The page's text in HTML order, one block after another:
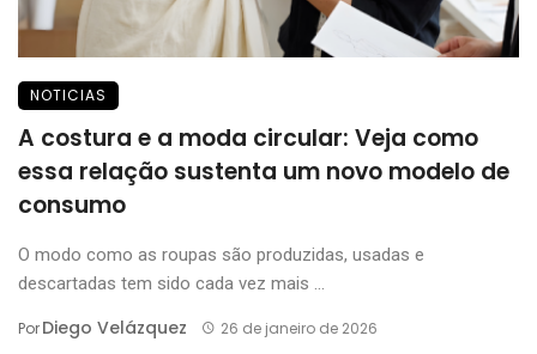
NOTICIAS
A costura e a moda circular: Veja como
essa relação sustenta um novo modelo de
consumo
O modo como as roupas são produzidas, usadas e
descartadas tem sido cada vez mais ...
PorDiego Velázquez 26 de janeiro de 2026